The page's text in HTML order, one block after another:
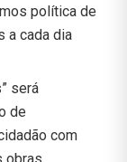
política de
a cada dia
será
de
com